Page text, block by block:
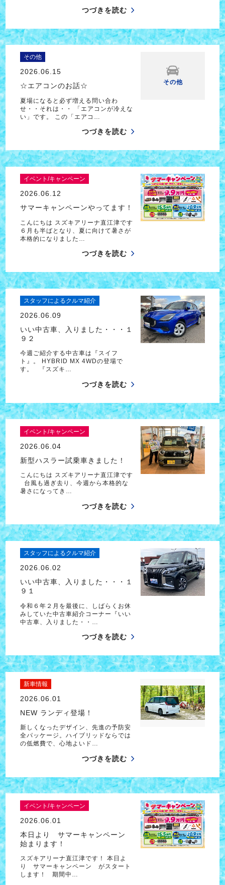
つづきを読む
その他
2026.06.15
☆エアコンのお話☆
夏場になると必ず増える問い合わ
せ・・それは・・ 「エアコンが冷えな
い」です。 この「エアコ…
つづきを読む
その他
イベント/キャンペーン
2026.06.12
サマーキャンペーンやってます！
こんにちは スズキアリーナ直江津です
６月も半ばとなり、夏に向けて暑さが
本格的になりました…
つづきを読む
スタッフによるクルマ紹介
2026.06.09
いい中古車、入りました・・・１
９２
今週ご紹介する中古車は『スイフ
ト』。 HYBRID MX 4WDの登場で
す。 『スズキ…
つづきを読む
イベント/キャンペーン
2026.06.04
新型ハスラー試乗車きました！
こんにちは スズキアリーナ直江津です
台風も過ぎ去り、今週から本格的な
暑さになってき…
つづきを読む
スタッフによるクルマ紹介
2026.06.02
いい中古車、入りました・・・１
９１
令和６年２月を最後に、しばらくお休
みしていた中古車紹介コーナー『いい
中古車、入りました・・…
つづきを読む
新車情報
2026.06.01
NEW ランディ登場！
新しくなったデザイン、先進の予防安
全パッケージ。ハイブリッドならでは
の低燃費で、心地よいド…
つづきを読む
イベント/キャンペーン
2026.06.01
本日より サマーキャンペーン
始まります！
スズキアリーナ直江津です！ 本日よ
り サマーキャンペーン がスタート
します！ 期間中…